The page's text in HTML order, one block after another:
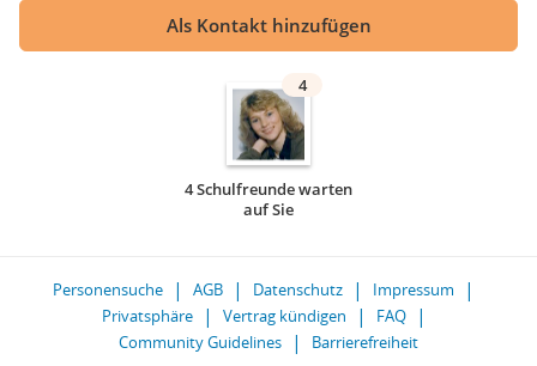
Als Kontakt hinzufügen
4
4 Schulfreunde warten
auf Sie
Personensuche AGB Datenschutz
Impressum
Privatsphäre
Vertrag kündigen
FAQ
Community Guidelines
Barrierefreiheit